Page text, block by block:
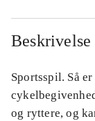
Beskrivelse
Sportsspil. Så
og ryttere, og